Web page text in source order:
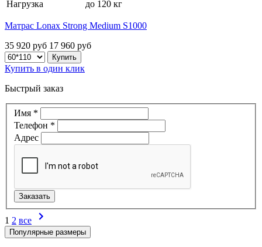
Нагрузка
до 120 кг
Матрас Lonax Strong Medium S1000
35 920 руб 17 960 руб
Купить в один клик
Быстрый заказ
Имя *
Телефон *
Адрес
1 2 все
Популярные размеры